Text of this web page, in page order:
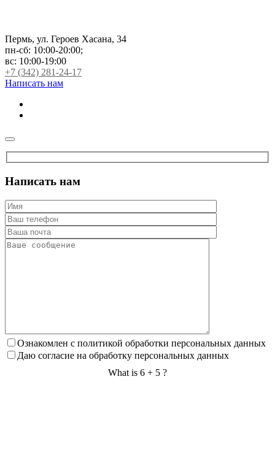
Пермь, ул. Героев Хасана, 34
пн-сб: 10:00-20:00;
вс: 10:00-19:00
+7 (342) 281-24-17
Написать нам
Написать нам
Ознакомлен с политикой обработки персональных данных
Даю согласие на обработку персональных данных
What is 6 + 5 ?